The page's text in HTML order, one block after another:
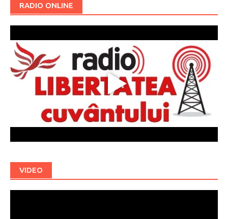
RADIO ONLINE
VIDEO